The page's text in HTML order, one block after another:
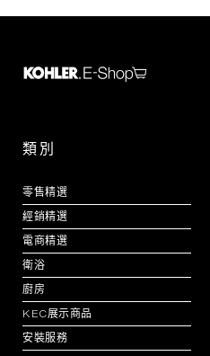
類別
零售精選
經銷精選
電商精選
衛浴
廚房
KEC展示商品
安裝服務